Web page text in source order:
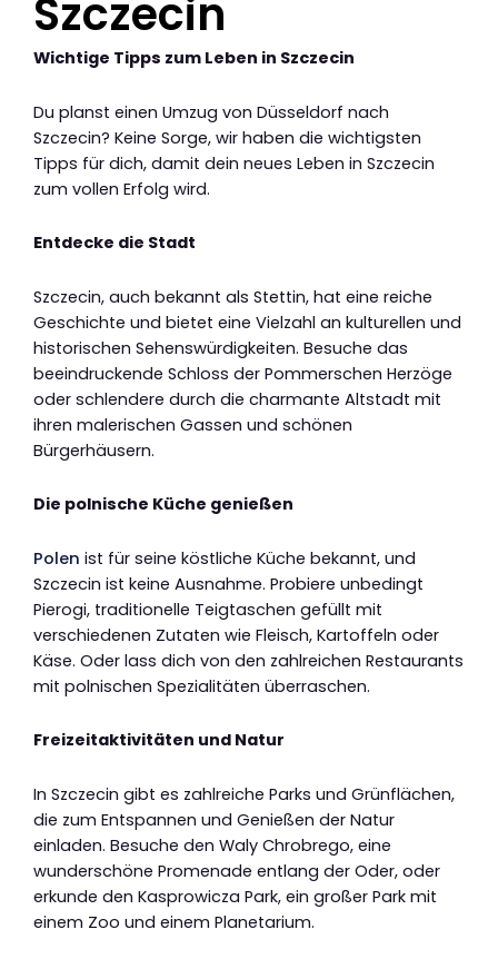
Szczecin
Wichtige Tipps zum Leben in Szczecin
Du planst einen Umzug von Düsseldorf nach
Szczecin? Keine Sorge, wir haben die wichtigsten
Tipps für dich, damit dein neues Leben in Szczecin
zum vollen Erfolg wird.
Entdecke die Stadt
Szczecin, auch bekannt als Stettin, hat eine reiche
Geschichte und bietet eine Vielzahl an kulturellen und
historischen Sehenswürdigkeiten. Besuche das
beeindruckende Schloss der Pommerschen Herzöge
oder schlendere durch die charmante Altstadt mit
ihren malerischen Gassen und schönen
Bürgerhäusern.
Die polnische Küche genießen
Polen ist für seine köstliche Küche bekannt, und
Szczecin ist keine Ausnahme. Probiere unbedingt
Pierogi, traditionelle Teigtaschen gefüllt mit
verschiedenen Zutaten wie Fleisch, Kartoffeln oder
Käse. Oder lass dich von den zahlreichen Restaurants
mit polnischen Spezialitäten überraschen.
Freizeitaktivitäten und Natur
In Szczecin gibt es zahlreiche Parks und Grünflächen,
die zum Entspannen und Genießen der Natur
einladen. Besuche den Waly Chrobrego, eine
wunderschöne Promenade entlang der Oder, oder
erkunde den Kasprowicza Park, ein großer Park mit
einem Zoo und einem Planetarium.